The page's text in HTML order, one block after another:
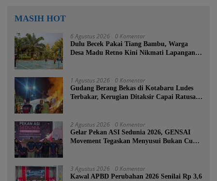
MASIH HOT
6 Agustus 2026 0 Komentar
Dulu Becek Pakai Tiang Bambu, Warga
Desa Madu Retno Kini Nikmati Lapangan
1 Agustus 2026 0 Komentar
Gudang Berang Bekas di Kotabaru Ludes
Terbakar, Kerugian Ditaksir Capai Ratusan
2 Agustus 2026 0 Komentar
Gelar Pekan ASI Sedunia 2026, GENSAI
Movement Tegaskan Menyusui Bukan Cuma
3 Agustus 2026 0 Komentar
Kawal APBD Perubahan 2026 Senilai Rp 3,6